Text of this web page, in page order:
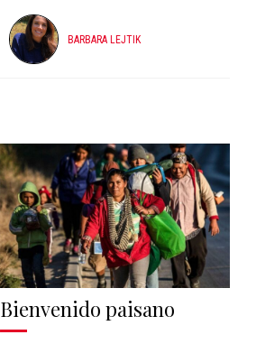
BARBARA LEJTIK
Bienvenido paisano